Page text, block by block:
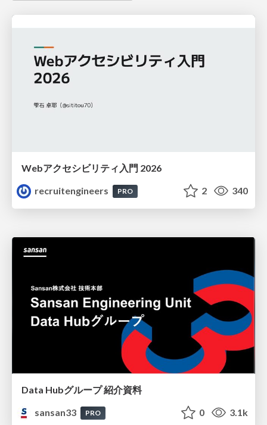
Webアクセシビリティ入門 2026
recruitengineers
PRO 2 340
Data Hubグループ 紹介資料
sansan33
PRO 0 3.1k